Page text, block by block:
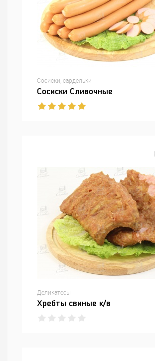
Сосиски, сардельки
Сосиски Сливочные
Деликатесы
Хребты свиные к/в